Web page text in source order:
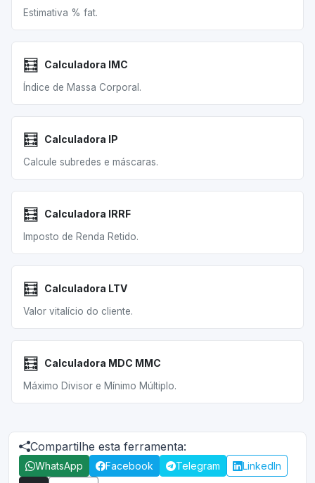
Estimativa % fat.
🧮 Calculadora IMC
Índice de Massa Corporal.
🧮 Calculadora IP
Calcule subredes e máscaras.
🧮 Calculadora IRRF
Imposto de Renda Retido.
🧮 Calculadora LTV
Valor vitalício do cliente.
🧮 Calculadora MDC MMC
Máximo Divisor e Mínimo Múltiplo.
Compartilhe esta ferramenta:
WhatsApp Facebook Telegram
LinkedIn